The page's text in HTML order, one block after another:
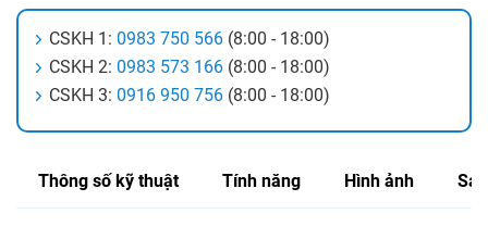
CSKH 1: 0983 750 566 (8:00 - 18:00)
CSKH 2: 0983 573 166 (8:00 - 18:00)
CSKH 3: 0916 950 756 (8:00 - 18:00)
Thông số kỹ thuật Tính năng Hình ảnh